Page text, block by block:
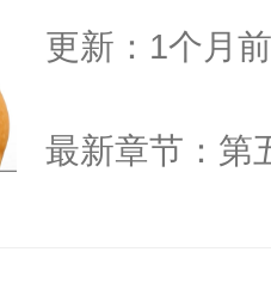
更新：1个月前
最新章节：第